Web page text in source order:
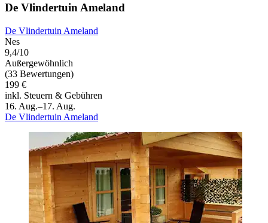
De Vlindertuin Ameland
De Vlindertuin Ameland
Nes
9,4/10
Außergewöhnlich
(33 Bewertungen)
199 €
inkl. Steuern & Gebühren
16. Aug.–17. Aug.
De Vlindertuin Ameland